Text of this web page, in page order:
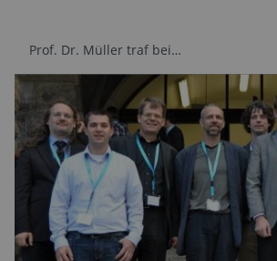
Prof. Dr. Müller traf bei…